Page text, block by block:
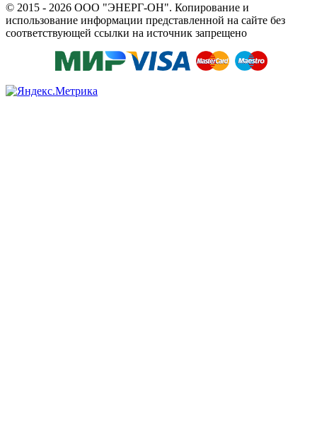
© 2015 - 2026 ООО "ЭНЕРГ-ОН". Копирование и
использование информации представленной на сайте без
соответствующей ссылки на источник запрещено